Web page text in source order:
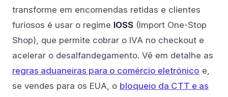
transforme em encomendas retidas e clientes
furiosos é usar o regime IOSS (Import One-Stop
Shop), que permite cobrar o IVA no checkout e
acelerar o desalfandegamento. Vê em detalhe as
regras aduaneiras para o comércio eletrónico e,
se vendes para os EUA, o bloqueio da CTT e as